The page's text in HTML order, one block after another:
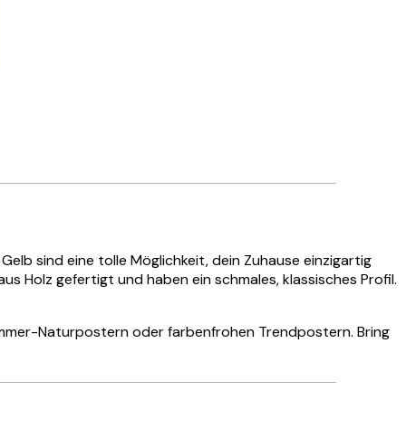
sind eine tolle Möglichkeit, dein Zuhause einzigartig
Holz gefertigt und haben ein schmales, klassisches Profil.
Naturpostern oder farbenfrohen Trendpostern. Bring